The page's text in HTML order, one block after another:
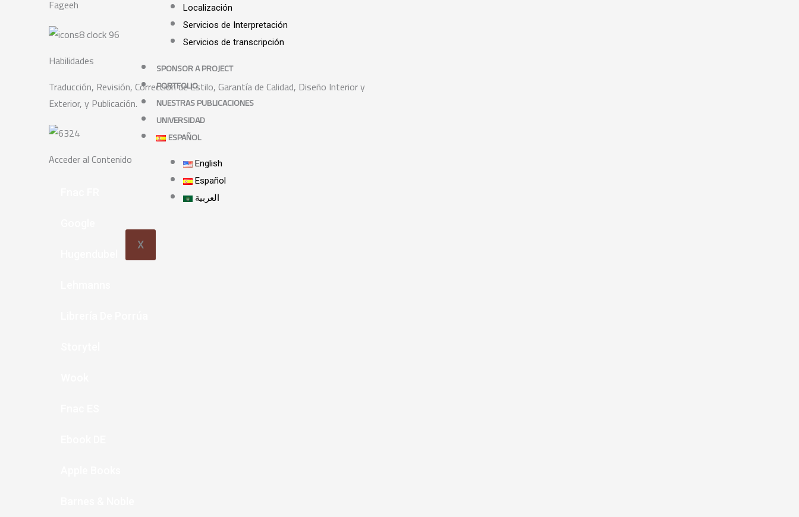
Localización
Servicios de Interpretación
Servicios de transcripción
SPONSOR A PROJECT
PORTFOLIO
NUESTRAS PUBLICACIONES
UNIVERSIDAD
ESPAÑOL
English
Español
العربية
X
Fageeh
Habilidades
Traducción, Revisión, Corrección de Estilo, Garantía de Calidad, Diseño Interior y
Exterior, y Publicación.
Acceder al Contenido